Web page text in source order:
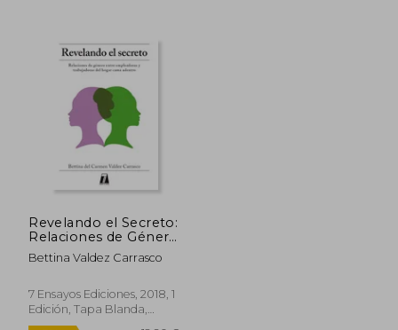
5%
Revelando el Secreto:
Relaciones de Género
Entre Empleadoras y
Trabajadoras del
Bettina Valdez Carrasco
7 Ensayos Ediciones, 2018, 1
Edición, Tapa Blanda,
Nuevo